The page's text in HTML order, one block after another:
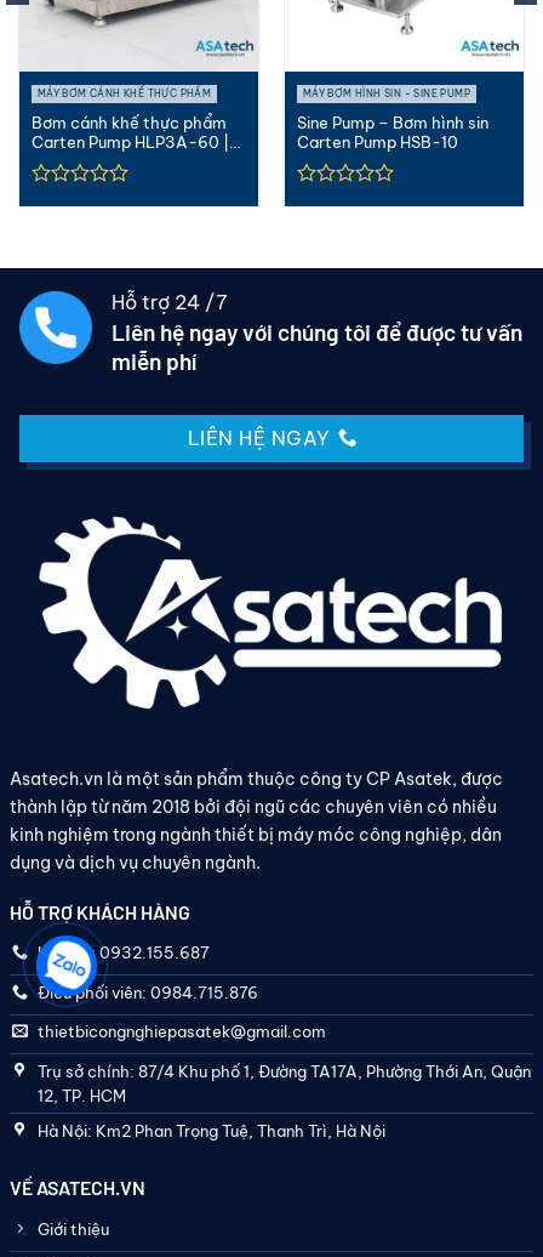
MÁY BƠM CÁNH KHẾ THỰC PHẨM
Bơm cánh khế thực phẩm
Carten Pump HLP3A-60 |
Lobe Pump (2.5″)
MÁY BƠM HÌNH SIN - SINE PUMP
Sine Pump – Bơm hình sin
Carten Pump HSB-10
Hỗ trợ 24 /7
Liên hệ ngay với chúng tôi để được tư vấn
miễn phí
LIÊN HỆ NGAY
Asatech.vn là một sản phẩm thuộc công ty CP Asatek, được
thành lập từ năm 2018 bởi đội ngũ các chuyên viên có nhiều
kinh nghiệm trong ngành thiết bị máy móc công nghiệp, dân
dụng và dịch vụ chuyên ngành.
HỖ TRỢ KHÁCH HÀNG
Hotline: 0932.155.687
Điều phối viên: 0984.715.876
thietbicongnghiepasatek@gmail.com
Trụ sở chính: 87/4 Khu phố 1, Đường TA17A, Phường Thới An, Quận
12, TP. HCM
Hà Nội: Km2 Phan Trọng Tuệ, Thanh Trì, Hà Nội
VỀ ASATECH.VN
Giới thiệu